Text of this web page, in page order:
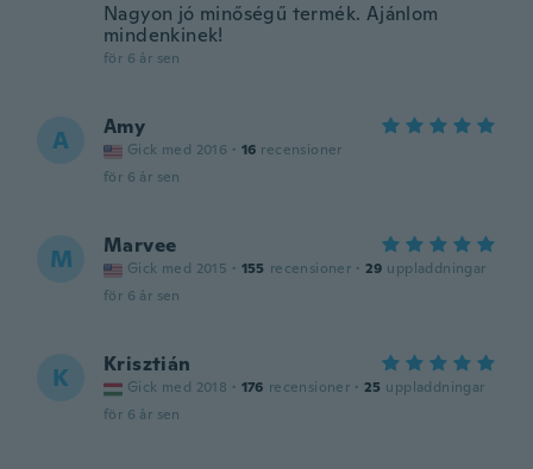
Nagyon jó minőségű termék. Ajánlom
mindenkinek!
för 6 år sen
A Amy
Gick med 2016 · 16 recensioner
för 6 år sen
M Marvee
Gick med 2015 · 155 recensioner · 29 uppladdningar
för 6 år sen
K Krisztián
Gick med 2018 · 176 recensioner · 25 uppladdningar
för 6 år sen